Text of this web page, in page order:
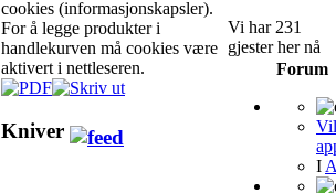
cookies (informasjonskapsler).
For å legge produkter i
handlekurven må cookies være
aktivert i nettleseren.
Kniver
Vi har 231
gjester her nå
Forum
I